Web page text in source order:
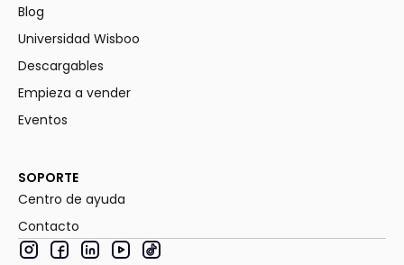
Blog
Universidad Wisboo
Descargables
Empieza a vender
Eventos
SOPORTE
Centro de ayuda
Contacto